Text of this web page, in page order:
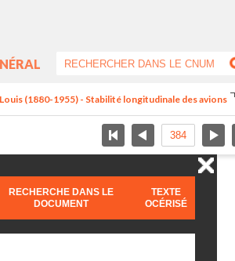
(1880-1955) - Stabilité longitudinale des avions
RECHERCHE DANS LE
DOCUMENT
TEXTE
OCÉRISÉ